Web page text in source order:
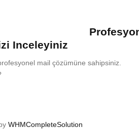
Inceleyiniz
mail çözümüne sahipsiniz.
WHMCompleteSolution